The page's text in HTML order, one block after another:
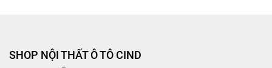
thể hỏi thợ, gara, hoặc inbox để được tư vấn).
Dùng khi thay nhớt định kỳ, khoảng 5.000km tùy theo
SHOP NỘI THẤT Ô TÔ CIND